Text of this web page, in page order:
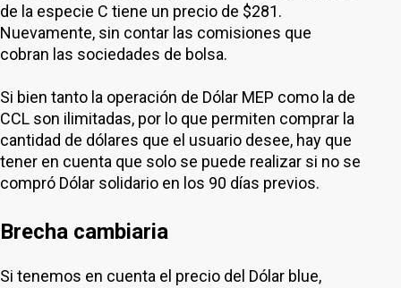
de la especie C tiene un precio de $281.
Nuevamente, sin contar las comisiones que
cobran las sociedades de bolsa.
Si bien tanto la operación de Dólar MEP como la de
CCL son ilimitadas, por lo que permiten comprar la
cantidad de dólares que el usuario desee, hay que
tener en cuenta que solo se puede realizar si no se
compró Dólar solidario en los 90 días previos.
Brecha cambiaria
Si tenemos en cuenta el precio del Dólar blue,